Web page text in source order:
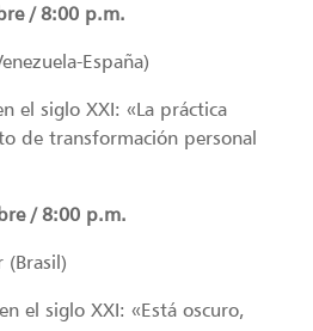
/ 8:00 p.m.
España)
el siglo XXI: «La práctica
de transformación personal
/ 8:00 p.m.
(Brasil)
el siglo XXI: «Está oscuro,